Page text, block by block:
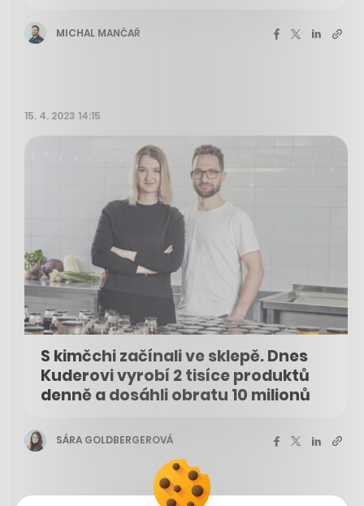
MICHAL MANČAŘ
15. 4. 2023 14:15
S kimčchi začínali ve sklepě. Dnes
Kuderovi vyrobí 2 tisíce produktů
denně a dosáhli obratu 10 milionů
SÁRA GOLDBERGEROVÁ